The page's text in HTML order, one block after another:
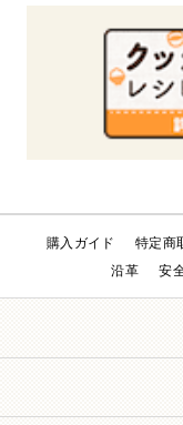
購入ガイド 特定商
沿革
安